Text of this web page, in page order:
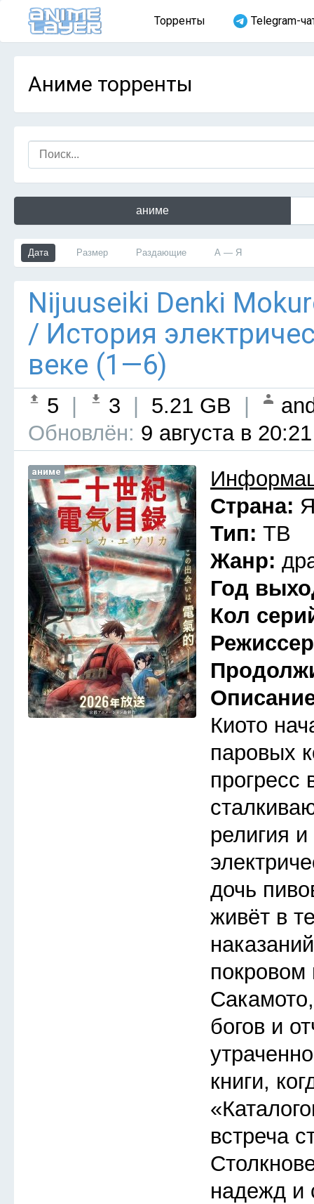
Торренты Telegram-
Аниме торренты
аниме
Дата Размер Раздающие А — Я
Nijuuseiki Denki
/ История
веке (1—6)
5 3 5.21 GB
Обновлён: 9 августа в 20:21
аниме
Страна:
Тип: ТВ
Жанр:
Год
Кол
Киото
паровых
прогресс
религия
дочь
живёт в
покровом
богов и
книги,
встреча
надежд и